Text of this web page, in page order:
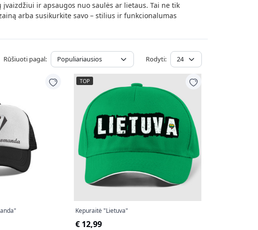
ir apsaugos nuo saulės ar lietaus. Tai ne tik
arba susikurkite savo – stilius ir funkcionalumas
Rūšiuoti pagal: Rodyti:
TOP
Kepuraitė "Lietuva"
€ 12,99